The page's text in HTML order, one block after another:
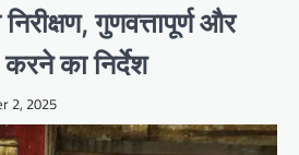
गुणवत्तापूर्ण और
का निर्देश
2, 2025